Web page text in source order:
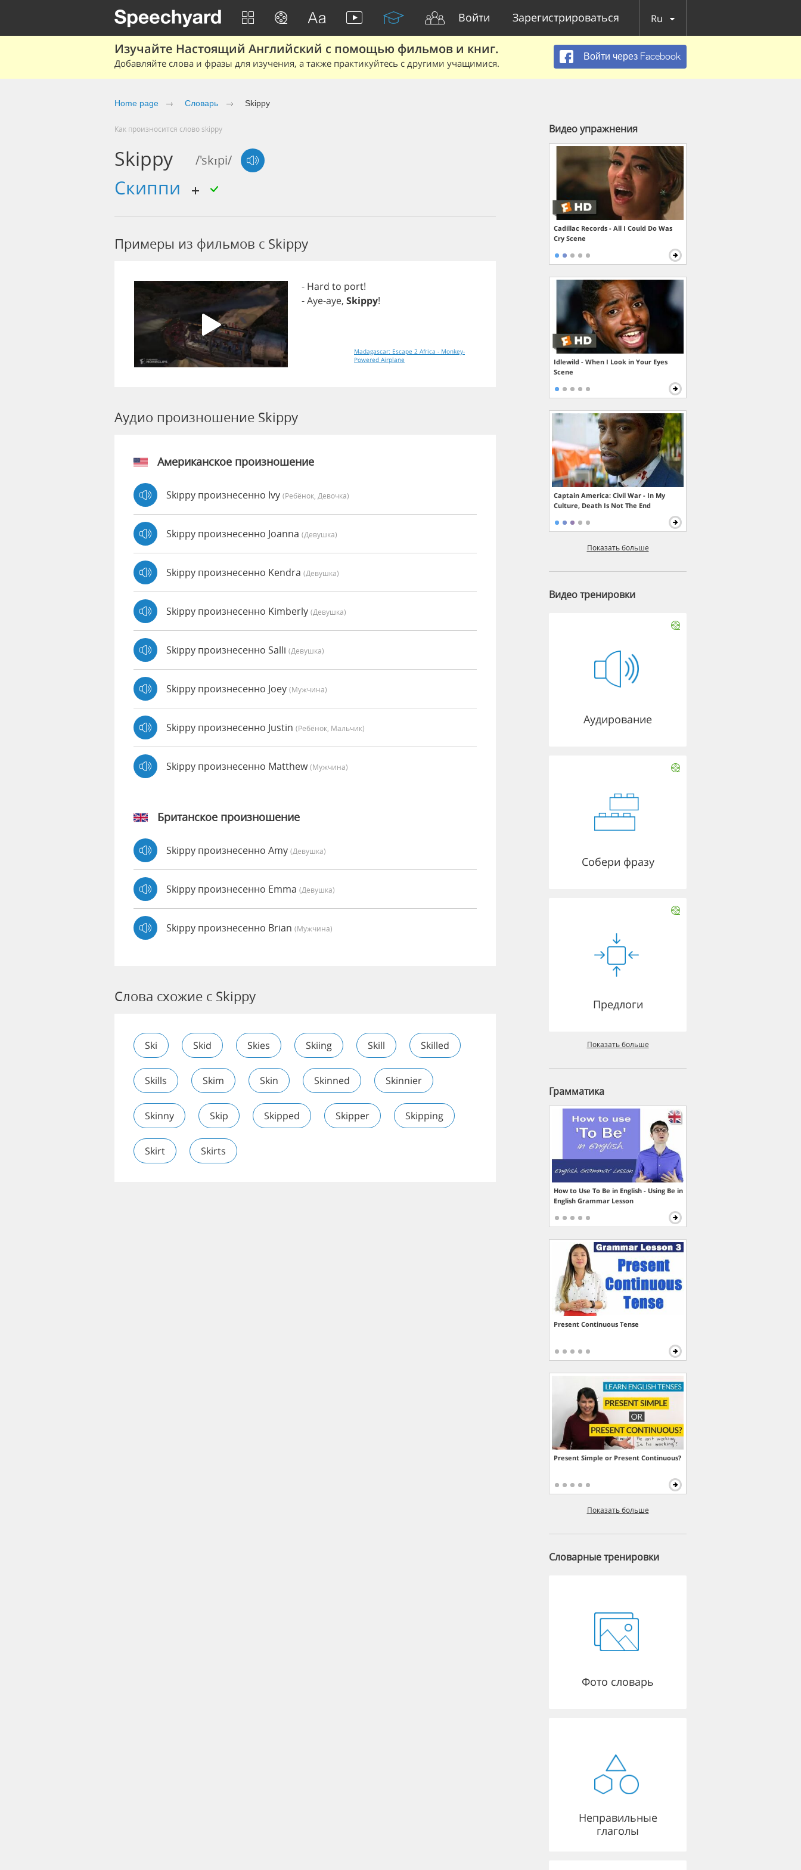
Войти Зарегистрироваться Ru
Изучайте Настоящий Английский с помощью фильмов и книг.
Добавляйте слова и фразы для изучения, а также практикуйтесь с другими учащимися.
Войти через Facebook
Home page Словарь Skippy
Как произносится слово skippy
Skippy /'skɪpi/
Скиппи
Примеры из фильмов c Skippy
- Hard to port!
-Aye-aye, Skippy!
Madagascar: Escape 2 Africa - Monkey-
Powered Airplane
Аудио произношение Skippy
Американское произношение
Skippy произнесенно Ivy (Ребёнок, Девочка)
Skippy произнесенно Joanna (девушка)
Skippy произнесенно Kendra (девушка)
Skippy произнесенно Kimberly (девушка)
Skippy произнесенно Salli (девушка)
Skippy произнесенно Joey (мужчина)
Skippy произнесенно Justin (Ребёнок, Мальчик)
Skippy произнесенно Matthew(мужчина)
Британское произношение
Skippy произнесенно Amy (девушка)
Skippy произнесенно Emma (девушка)
Skippy произнесенно Brian (мужчина)
Слова схожие с Skippy
Ski Skid Skies Skiing Skill Skilled
Skills Skim Skin Skinned Skinnier
Skinny Skip Skipped Skipper Skipping
Skirt Skirts
Видео упражнения
Cadillac Records - All I Could Do Was
Cry Scene
Idlewild - When I Look in Your Eyes
Scene
Captain America: Civil War - In My
Culture, Death Is Not The End
Показать больше
Видео тренировки
Аудирование
Собери фразу
Предлоги
Показать больше
Грамматика
How to Use To Be in English - Using Be in
English Grammar Lesson
Present Continuous Tense
Present Simple or Present Continuous?
Показать больше
Словарные тренировки
Фото словарь
Неправильные
глаголы